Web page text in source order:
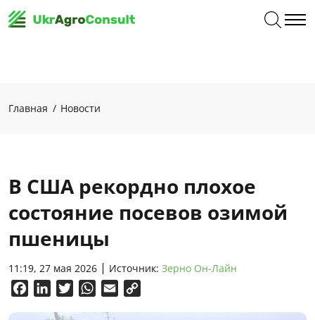
Главная Новости
В США рекордно плохое
состояние посевов озимой
пшеницы
11:19, 27 мая 2026 Источник: Зерно Он-Лайн
FacebookLinkedInTwitterWhatsApp
Email